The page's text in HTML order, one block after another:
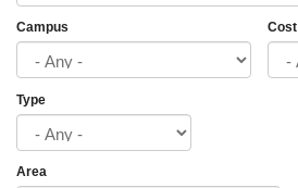
Campus Cost
Type
Area